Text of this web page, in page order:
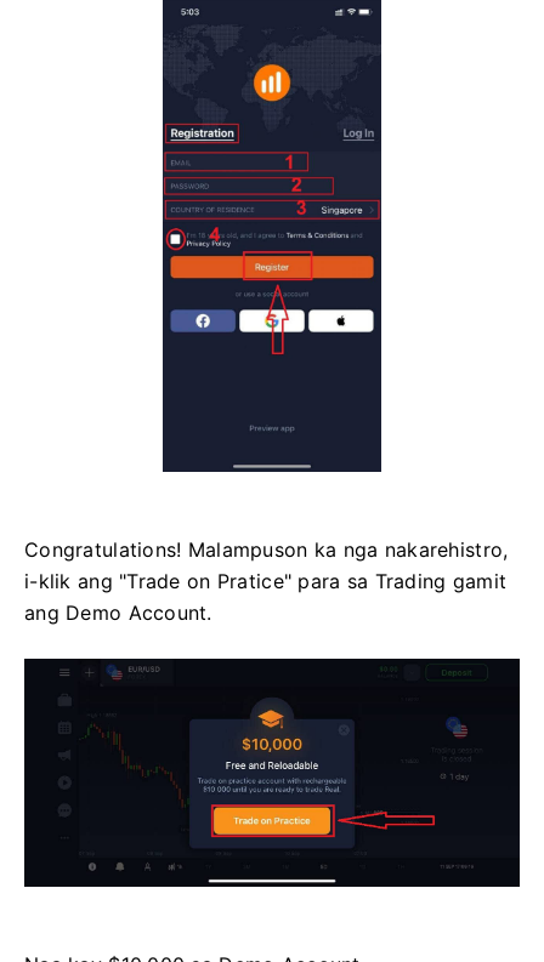
Congratulations! Malampuson ka nga nakarehistro,
i-klik ang "Trade on Pratice" para sa Trading gamit
ang Demo Account.